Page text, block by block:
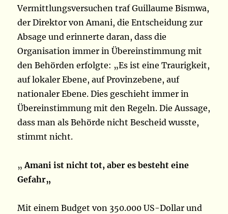
Vermittlungsversuchen traf Guillaume Bismwa,
der Direktor von Amani, die Entscheidung zur
Absage und erinnerte daran, dass die
Organisation immer in Übereinstimmung mit
den Behörden erfolgte: „Es ist eine Traurigkeit,
auf lokaler Ebene, auf Provinzebene, auf
nationaler Ebene. Dies geschieht immer in
Übereinstimmung mit den Regeln. Die Aussage,
dass man als Behörde nicht Bescheid wusste,
stimmt nicht.
„Amani ist nicht tot, aber es besteht eine
Gefahr„
Mit einem Budget von 350.000 US-Dollar und